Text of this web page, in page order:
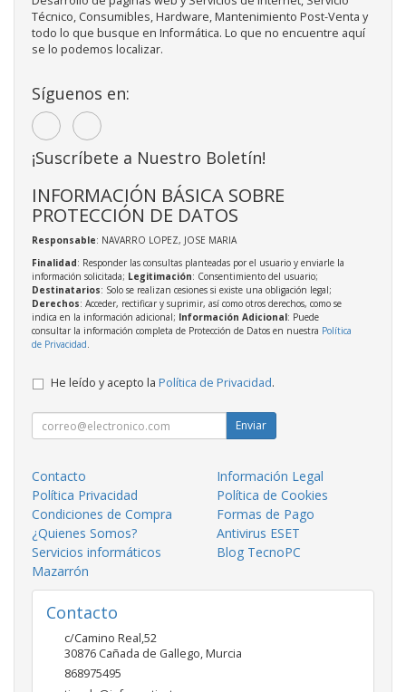
Técnico, Consumibles, Hardware, Mantenimiento Post-Venta y
todo lo que busque en Informática. Lo que no encuentre aquí
se lo podemos localizar.
Síguenos en:
¡Suscríbete a Nuestro Boletín!
INFORMACIÓN BÁSICA SOBRE
PROTECCIÓN DE DATOS
Responsable: NAVARRO LOPEZ, JOSE MARIA
Finalidad: Responder las consultas planteadas por el usuario y enviarle la
información solicitada; Legitimación: Consentimiento del usuario;
Destinatarios: Solo se realizan cesiones si existe una obligación legal;
Derechos: Acceder, rectificar y suprimir, así como otros derechos, como se
indica en la información adicional; Información Adicional: Puede
consultar la información completa de Protección de Datos en nuestra Política
de Privacidad.
He leído y acepto la Política de Privacidad.
Enviar
Contacto
Información Legal
Política Privacidad
Política de Cookies
Condiciones de Compra
Formas de Pago
¿Quienes Somos?
Antivirus ESET
Servicios informáticos
Mazarrón
Blog TecnoPC
Contacto
c/Camino Real,52
30876 Cañada de Gallego,Murcia
868975495